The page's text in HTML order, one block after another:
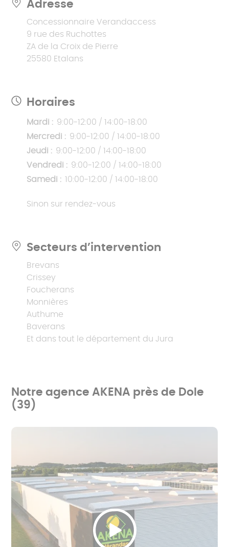
Adresse
Concessionnaire Verandaccess
9 rue des Ruchottes
ZA de la Croix de Pierre
25580 Etalans
Horaires
Mardi : 9:00-12:00 / 14:00-18:00
Mercredi : 9:00-12:00 / 14:00-18:00
Jeudi : 9:00-12:00 / 14:00-18:00
Vendredi : 9:00-12:00 / 14:00-18:00
Samedi : 10:00-12:00 / 14:00-18:00
Sinon sur rendez-vous
Secteurs d’intervention
Brevans
Crissey
Foucherans
Monnières
Authume
Baverans
Et dans tout le département du Jura
Notre agence AKENA près de Dole
(39)